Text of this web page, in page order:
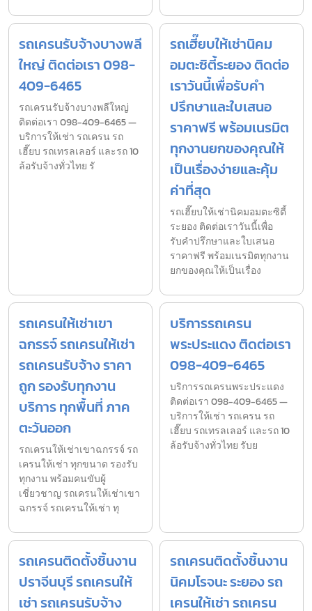
รถเครนรับจ้างบางพลี
ใหญ่ ติดต่อเรา 098-
409-6465
รถเครนรับจ้างบางพลีใหญ่
ติดต่อเรา 098-409-6465 —
บริการให้เช่า รถเครน รถ
เฮี๊ยบ รถเทรลเลอร์ และรถ 10
ล้อรับจ้างทั่วไทย รั
รถเฮี๊ยบให้เช่านิคม
อมตะซิตี้ระยอง ติดต่อ
เราวันนี้เพื่อรับคำ
ปรึกษาและใบเสนอ
ราคาฟรี พร้อมเนรมิต
ทุกงานยกของคุณให้
เป็นเรื่องง่ายและคุ้ม
ค่าที่สุด
รถเฮี๊ยบให้เช่านิคมอมตะซิตี้
ระยอง ติดต่อเราวันนี้เพื่อ
รับคำปรึกษาและใบเสนอ
ราคาฟรี พร้อมเนรมิตทุกงาน
ยกของคุณให้เป็นเรื่อง
รถเครนให้เช่าเขา
ฉกรรจ์ รถเครนให้เช่า
รถเครนรับจ้าง ราคา
ถูก รองรับทุกงาน
บริการ ทุกพื้นที่ ภาค
ตะวันออก
รถเครนให้เช่าเขาฉกรรจ์ รถ
เครนให้เช่า ทุกขนาด รองรับ
ทุกงาน พร้อมคนขับผู้
เชี่ยวชาญ รถเครนให้เช่าเขา
ฉกรรจ์ รถเครนให้เช่า ทุ
บริการรถเครน
พระประแดง ติดต่อเรา
098-409-6465
บริการรถเครนพระประแดง
ติดต่อเรา 098-409-6465 —
บริการให้เช่า รถเครน รถ
เฮี๊ยบ รถเทรลเลอร์ และรถ 10
ล้อรับจ้างทั่วไทย รับย
รถเครนติดตั้งชิ้นงาน
ปราจีนบุรี รถเครนให้
เช่า รถเครนรับจ้าง
รถเครนติดตั้งชิ้นงาน
นิคมโรจนะ ระยอง รถ
เครนให้เช่า รถเครน